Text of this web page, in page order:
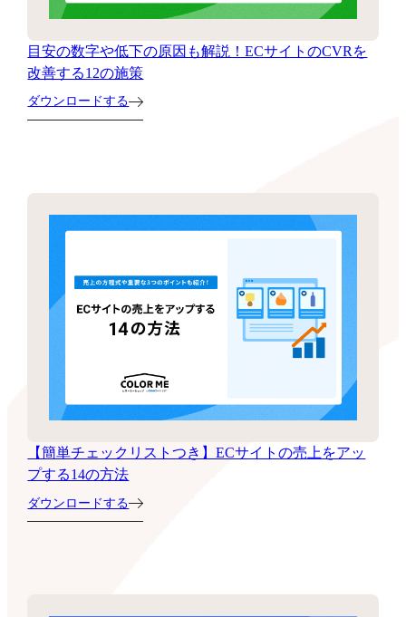
目安の数字や低下の原因も解説！ECサイトのCVRを
改善する12の施策
ダウンロードする
【簡単チェックリストつき】ECサイトの売上をアッ
プする14の方法
ダウンロードする